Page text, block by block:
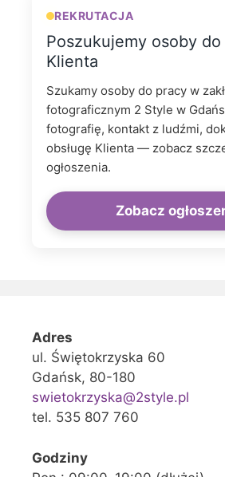
REKRUTACJA
Poszukujemy osoby do
Klienta
Szukamy osoby do pracy w
fotograficznym 2 Style w
fotografię, kontakt z ludźmi,
obsługę Klienta — zobacz
ogłoszenia.
Zobacz
Adres
ul. Świętokrzyska 60
Gdańsk, 80-180
swietokrzyska@2style.pl
tel. 535 807 760
Godziny